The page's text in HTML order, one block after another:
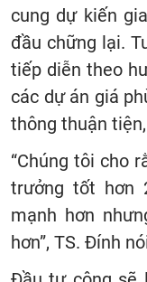
cung dự kiến
đầu chững lại.
tiếp diễn theo
các dự án giá
thông thuận
“Chúng tôi cho
trưởng tốt hơn
mạnh hơn
hơn”, TS. Đính